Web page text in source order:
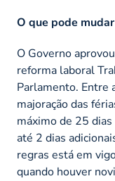
O que pode
O Governo
reforma laboral
Parlamento. Entre
majoração das
máximo de 25
até 2 dias
regras está em
quando houver